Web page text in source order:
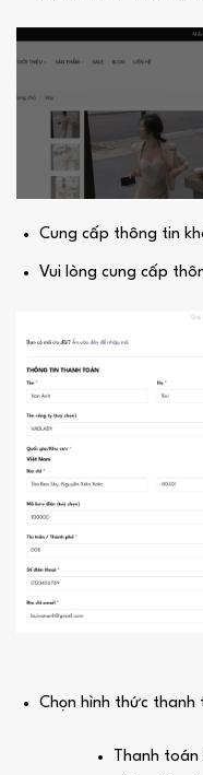
Cung cấp thông tin
Vui lòng cung cấp
Chọn hình thức thanh
Thanh